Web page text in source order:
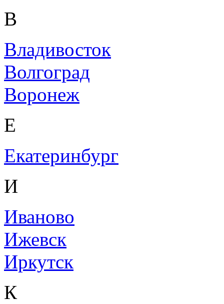
В
Владивосток
Волгоград
Воронеж
Е
Екатеринбург
И
Иваново
Ижевск
Иркутск
К